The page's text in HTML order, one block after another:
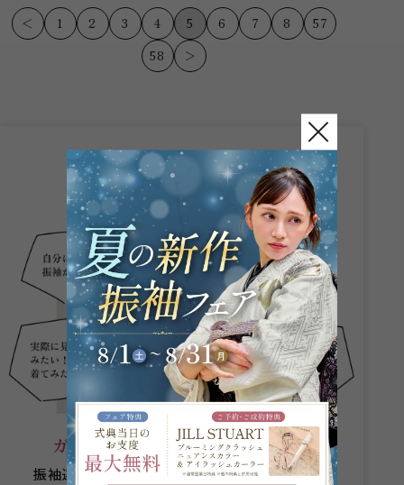
(^^) 振袖選び...
す(^^) 振袖選...
＜ 1 2 3 4 5 6 7 8
57
58
＞
こんなお悩み
ありませんか？
ガーネットにお任せください。
振袖選びからヘアメイクまでプロのスタッフが